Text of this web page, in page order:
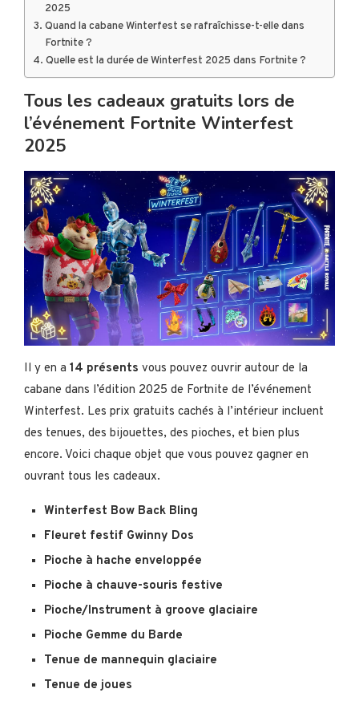
2025
Quand la cabane Winterfest se rafraîchisse-t-elle dans
Fortnite ?
Quelle est la durée de Winterfest 2025 dans Fortnite ?
Tous les cadeaux gratuits lors de
l’événement Fortnite Winterfest
2025
Il y en a 14 présents vous pouvez ouvrir autour de la
cabane dans l’édition 2025 de Fortnite de l’événement
Winterfest. Les prix gratuits cachés à l’intérieur incluent
des tenues, des bijouettes, des pioches, et bien plus
encore. Voici chaque objet que vous pouvez gagner en
ouvrant tous les cadeaux.
Winterfest Bow Back Bling
Fleuret festif Gwinny Dos
Pioche à hache enveloppée
Pioche à chauve-souris festive
Pioche/Instrument à groove glaciaire
Pioche Gemme du Barde
Tenue de mannequin glaciaire
Tenue de joues